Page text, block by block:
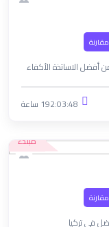
مقارنة
192:03:48 ساعة
مبتدء
مقارنة